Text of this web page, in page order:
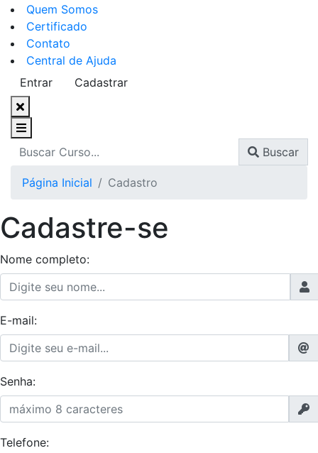
Quem Somos
Certificado
Contato
Central de Ajuda
Entrar
Cadastrar
Buscar
Página Inicial Cadastro
Cadastre-se
Nome completo:
E-mail:
Senha:
Telefone: